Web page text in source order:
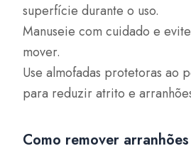
superfície durante o uso.
Manuseie com cuidado e
mover.
Use almofadas protetoras ao
para reduzir atrito e
Como remover